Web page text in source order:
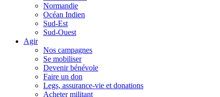
Normandie
Océan Indien
Sud-Est
Sud-Ouest
Agir
Nos campagnes
Se mobiliser
Devenir bénévole
Faire un don
Legs, assurance-vie et donations
Acheter militant